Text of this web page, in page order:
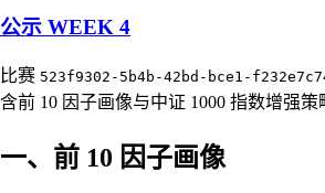
公示 WEEK 4
比赛 523f9302-5b4b-42bd-bce1-
含前 10 因子画像与中证 1000 指数增强策
一、前 10 因子画像